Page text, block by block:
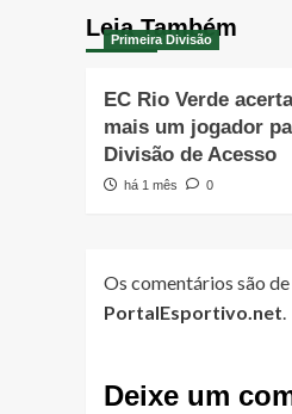
Leia Também
Primeira Divisão
EC Rio Verde
mais um jogador
Divisão de Acesso
há 1 mês 0
Os comentários são
PortalEsportivo.net.
Deixe um